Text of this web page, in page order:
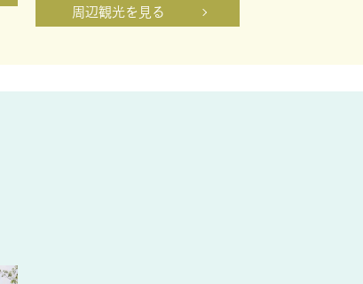
周辺観光を見る